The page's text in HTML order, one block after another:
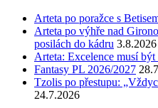
Arteta po poražce s
Arteta po výhře nad
posilách do kádru 3.8.2026
Arteta: Excelence musí být
Fantasy PL 2026/2027
Tzolis po přestupu:
24.7.2026